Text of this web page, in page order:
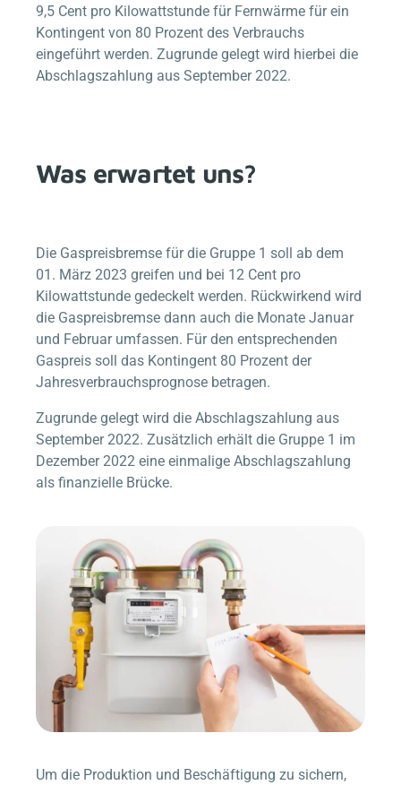
9,5 Cent pro Kilowattstunde für Fernwärme für ein
Kontingent von 80 Prozent des Verbrauchs
eingeführt werden. Zugrunde gelegt wird hierbei die
Abschlagszahlung aus September 2022.
Was erwartet uns?
Die Gaspreisbremse für die Gruppe 1 soll ab dem
01. März 2023 greifen und bei 12 Cent pro
Kilowattstunde gedeckelt werden. Rückwirkend wird
die Gaspreisbremse dann auch die Monate Januar
und Februar umfassen. Für den entsprechenden
Gaspreis soll das Kontingent 80 Prozent der
Jahresverbrauchsprognose betragen.
Zugrunde gelegt wird die Abschlagszahlung aus
September 2022. Zusätzlich erhält die Gruppe 1 im
Dezember 2022 eine einmalige Abschlagszahlung
als finanzielle Brücke.
Um die Produktion und Beschäftigung zu sichern,